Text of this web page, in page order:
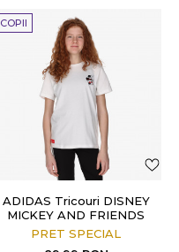
COPII
ADIDAS Tricouri DISNEY
MICKEY AND FRIENDS
PRET SPECIAL